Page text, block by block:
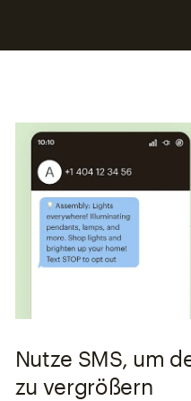
Nutze SMS, um
zu vergrößern